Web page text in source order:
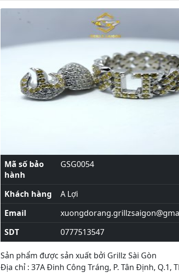
Mã số bảo
hành
GSG0054
Khách hàng
A Lợi
Email
SDT
0777513547
Sản phẩm được sản xuất bởi Grillz Sài Gòn
Địa chỉ : 37A Đinh Công Tráng, P. Tân Định, Q.1,